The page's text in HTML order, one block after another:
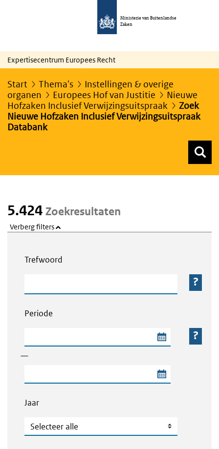
Ministerie van Buitenlandse
Zaken
Expertisecentrum Europees Recht
Start Thema's
Instellingen & overige
organen
Europees Hof van Justitie
Nieuwe
Hofzaken Inclusief Verwijzingsuitspraak
Zoek
Nieuwe Hofzaken Inclusief Verwijzingsuitspraak
Databank
5.424 Zoekresultaten
Verberg filters
Trefwoord
Periode
—
Jaar
Jaar